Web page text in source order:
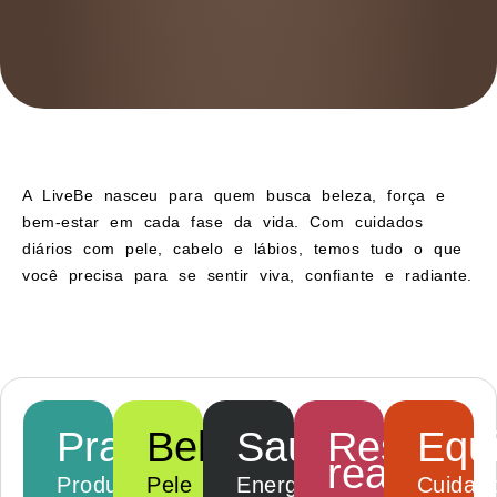
A LiveBe nasceu para quem busca beleza, força e
bem-estar em cada fase da vida. Com cuidados
diários com pele, cabelo e lábios, temos tudo o que
você precisa para se sentir viva, confiante e radiante.
Praticidade
Produtos
Beleza
Pele
Saúde
Energia
reais